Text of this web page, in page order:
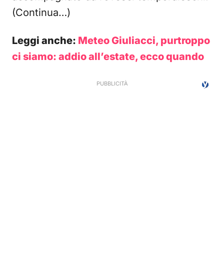
(Continua…)
Leggi anche: Meteo Giuliacci, purtroppo
ci siamo: addio all’estate, ecco quando